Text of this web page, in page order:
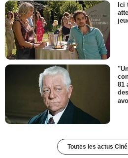
Ici
81
Toutes les actus